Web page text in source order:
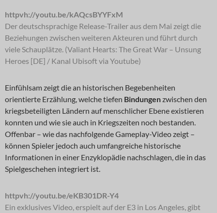
httpvh://youtu.be/kAQcsBYYFxM
Der deutschsprachige Release-Trailer aus dem Mai zeigt die
Beziehungen zwischen weiteren Akteuren und führt durch
viele Schauplätze. (Valiant Hearts: The Great War – Unsung
Heroes [DE] / Kanal Ubisoft via Youtube)
Einfühlsam zeigt die an historischen Begebenheiten
orientierte Erzählung, welche tiefen Bindungenzwischen den
kriegsbeteiligten Ländern auf menschlicher Ebene existieren
konnten und wie sie auch in Kriegszeiten noch bestanden.
Offenbar – wie das nachfolgende Gameplay-Video zeigt –
können Spieler jedoch auch umfangreiche historische
Informationen in einer Enzyklopädie nachschlagen, die in das
Spielgeschehen integriert ist.
httpvh://youtu.be/eKB301DR-Y4
Ein exklusives Video, erspielt auf der E3 in Los Angeles, gibt